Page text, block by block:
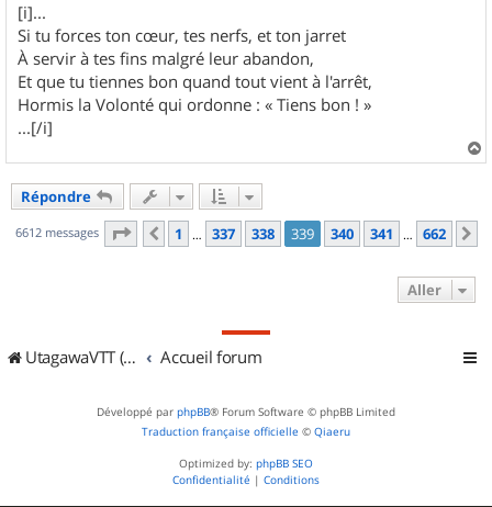
[i]...
Si tu forces ton cœur, tes nerfs, et ton jarret
À servir à tes fins malgré leur abandon,
Et que tu tiennes bon quand tout vient à l'arrêt,
Hormis la Volonté qui ordonne : « Tiens bon ! »
...[/i]
a
Répondre
6612 messages Page 339 sur662
Précédent
1 … 337 338 339 340 341 … 662
Aller
UtagawaVTT (Randos VTT et VTTAE avec traces GPS) Accueil forum
Développé par phpBB® Forum Software © phpBB Limited
Traduction française officielle © Qiaeru
Optimized by: phpBB SEO
Confidentialité | Conditions